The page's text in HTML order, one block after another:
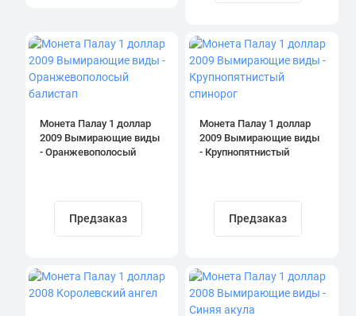
Монета Палау 1 доллар
2009 Вымирающие виды
- Оранжевополосый
Предзаказ
Монета Палау 1 доллар
2009 Вымирающие виды
- Крупнопятнистый
Предзаказ